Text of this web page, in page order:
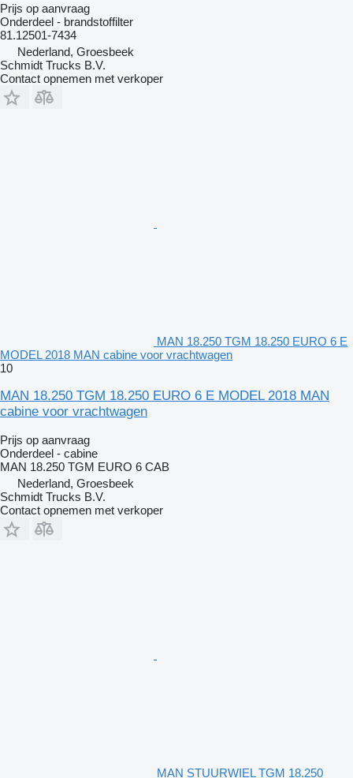
Prijs op aanvraag
Onderdeel - brandstoffilter
81.12501-7434
Nederland, Groesbeek
Schmidt Trucks B.V.
Contact opnemen met verkoper
MAN 18.250 TGM 18.250 EURO 6 E
MODEL 2018 MAN cabine voor vrachtwagen
10
MAN 18.250 TGM 18.250 EURO 6 E MODEL 2018 MAN
cabine voor vrachtwagen
Prijs op aanvraag
Onderdeel - cabine
MAN 18.250 TGM EURO 6 CAB
Nederland, Groesbeek
Schmidt Trucks B.V.
Contact opnemen met verkoper
MAN STUURWIEL TGM 18.250